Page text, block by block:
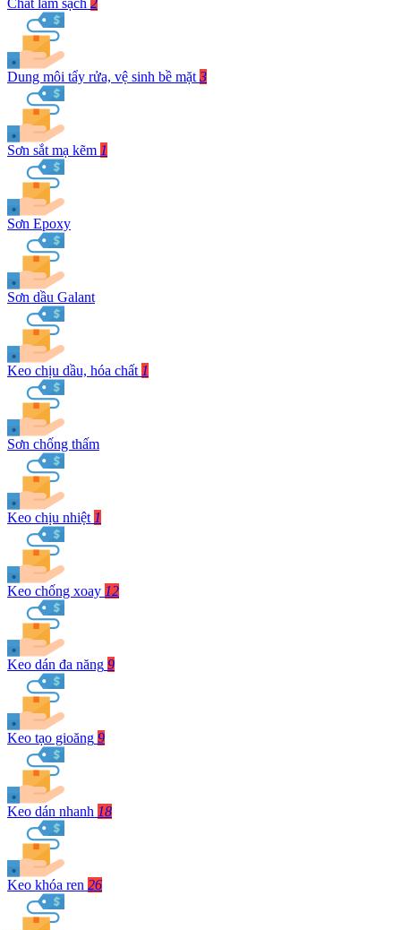
Dung môi tẩy rửa, vệ sinh bề mặt 3
Sơn sắt mạ kẽm 1
Sơn Epoxy
Sơn dầu Galant
Keo chịu dầu, hóa chất 1
Sơn chống thấm
Keo chịu nhiệt 1
Keo chống xoay 12
Keo dán đa năng 9
Keo tạo gioăng 9
Keo dán nhanh 18
Keo khóa ren 26